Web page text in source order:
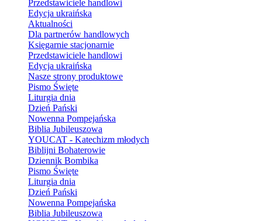
Przedstawiciele handlowi
Edycja ukraińska
Aktualności
Dla partnerów handlowych
Księgarnie stacjonarnie
Przedstawiciele handlowi
Edycja ukraińska
Nasze strony produktowe
Pismo Święte
Liturgia dnia
Dzień Pański
Nowenna Pompejańska
Biblia Jubileuszowa
YOUCAT - Katechizm młodych
Biblijni Bohaterowie
Dziennik Bombika
Pismo Święte
Liturgia dnia
Dzień Pański
Nowenna Pompejańska
Biblia Jubileuszowa